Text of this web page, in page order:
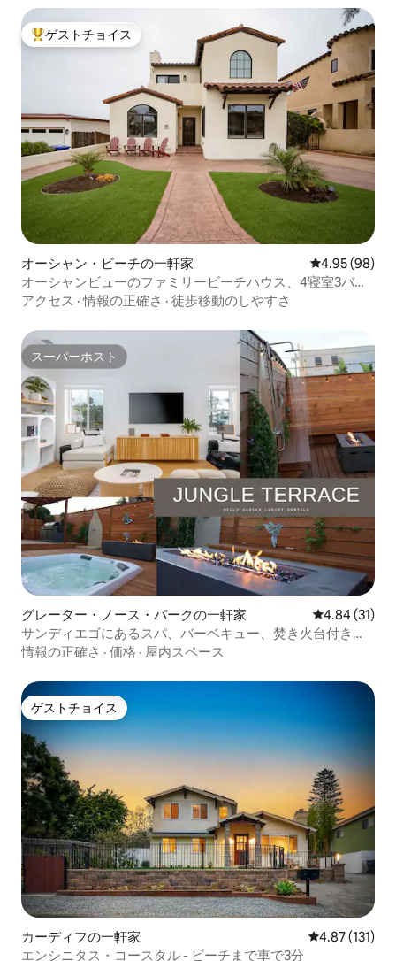
大好評のゲストチョイスです。
ゲストチョイス
オーシャン・ビーチの一軒家 レビュー98
4.95 (98)
オーシャンビューのファミリービーチハウス、4寝室3バス
ルーム、ヒルトップ
アクセス ·情報の正確さ · 徒歩移動のしやすさ
スーパーホスト
スーパーホスト
グレーター・ノース・パークの一軒家 レビュー31
4.84 (31)
サンディエゴにあるスパ、バーベキュー、焚き火台付きの
豪華な4寝室の宿泊先
情報の正確さ · 価格 · 屋内スペース
ゲストチョイス
ゲストチョイス
カーディフの一軒家 レビュー131
4.87 (131)
エンシニタス・コースタル - ビーチまで車で3分